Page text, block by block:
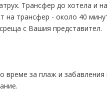
Трансфер до хотела и
на трансфер - около 40
с Вашия представител.
време за плаж и забавления